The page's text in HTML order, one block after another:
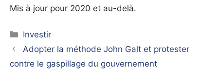
Mis à jour pour 2020 et au-delà.
Catégories
Investir
Adopter la méthode John Galt et protester
contre le gaspillage du gouvernement